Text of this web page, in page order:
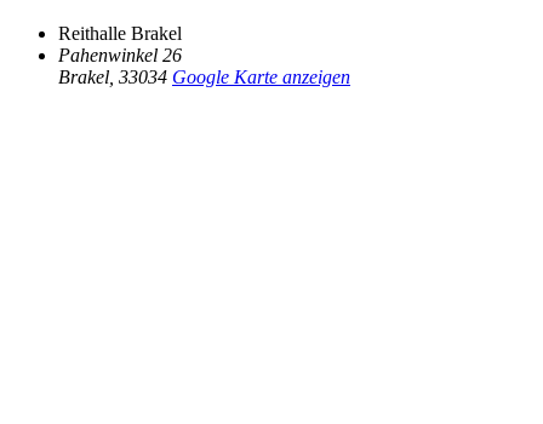
Reithalle Brakel
Pahenwinkel 26
Brakel 33034 Google Karte anzeigen